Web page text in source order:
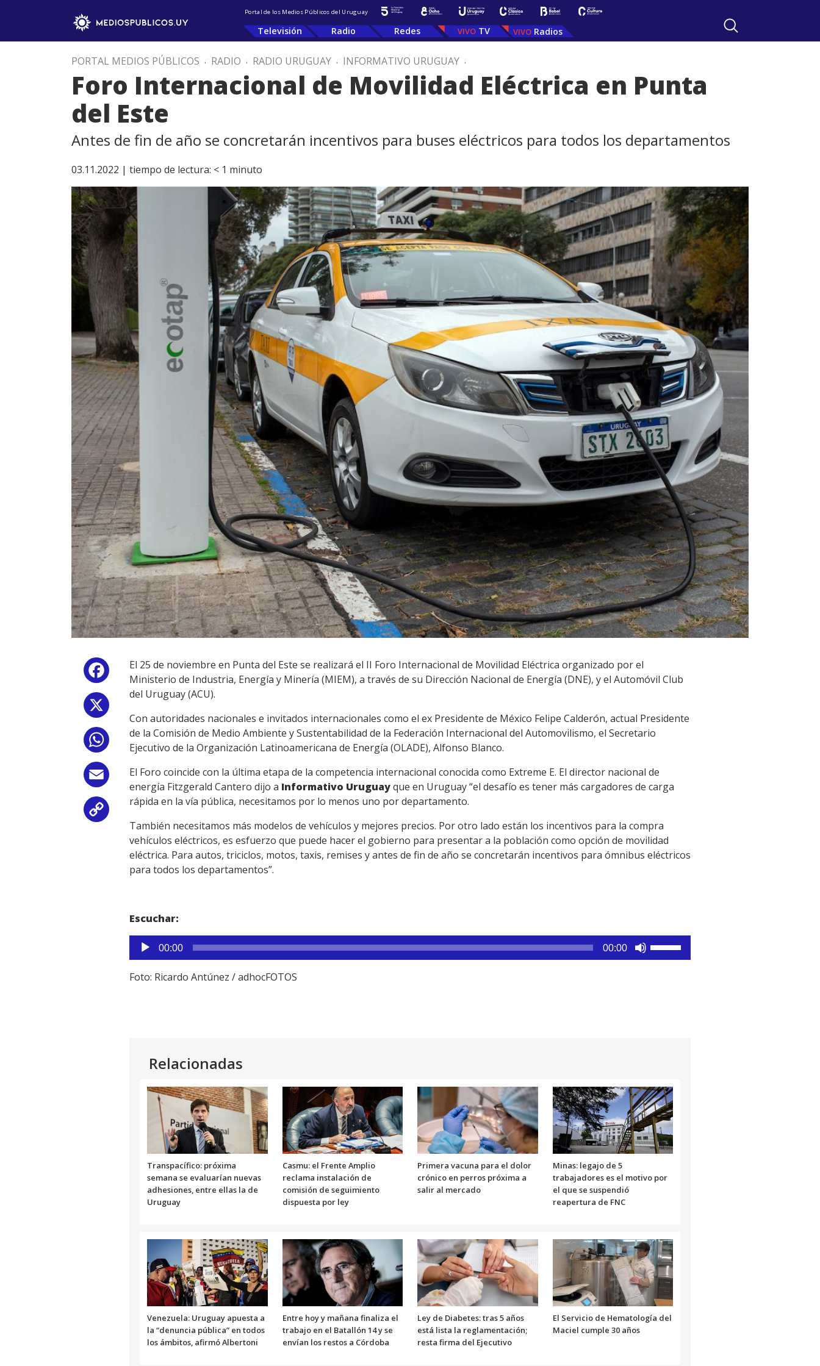
Portal de los Medios Públicos del Uruguay
Televisión Radio Redes TV Radios
PORTAL MEDIOS PÚBLICOS . RADIO . RADIO URUGUAY . INFORMATIVO URUGUAY .
Foro Internacional de Movilidad Eléctrica en Punta
del Este
Antes de fin de año se concretarán incentivos para buses eléctricos para todos los departamentos
03.11.2022 | tiempo de lectura: < 1 minuto
Facebook
WhatsApp
Email
Link
El 25 de noviembre en Punta del Este se realizará el II Foro Internacional de Movilidad Eléctrica organizado por el
Ministerio de Industria, Energía y Minería (MIEM), a través de su Dirección Nacional de Energía (DNE), y el Automóvil Club
del Uruguay (ACU).
Con autoridades nacionales e invitados internacionales como el ex Presidente de México Felipe Calderón, actual Presidente
de la Comisión de Medio Ambiente y Sustentabilidad de la Federación Internacional del Automovilismo, el Secretario
Ejecutivo de la Organización Latinoamericana de Energía (OLADE), Alfonso Blanco.
El Foro coincide con la última etapa de la competencia internacional conocida como Extreme E. El director nacional de
energía Fitzgerald Cantero dijo a Informativo Uruguayque en Uruguay “el desafío es tener más cargadores de carga
rápida en la vía pública, necesitamos por lo menos uno por departamento.
También necesitamos más modelos de vehículos y mejores precios. Por otro lado están los incentivos para la compra
vehículos eléctricos, es esfuerzo que puede hacer el gobierno para presentar a la población como opción de movilidad
eléctrica. Para autos, triciclos, motos, taxis, remises y antes de fin de año se concretarán incentivos para ómnibus eléctricos
para todos los departamentos”.
Escuchar:
Reproductor
de
audio
00:00 00:00
el
volumen.
Foto: Ricardo Antúnez / adhocFOTOS
Relacionadas
Transpacífico: próxima
semana se evaluarían nuevas
adhesiones, entre ellas la de
Uruguay
Casmu: el Frente Amplio
reclama instalación de
comisión de seguimiento
dispuesta por ley
Primera vacuna para el dolor
crónico en perros próxima a
salir al mercado
Minas: legajo de 5
trabajadores es el motivo por
el que se suspendió
reapertura de FNC
Venezuela: Uruguay apuesta a
la “denuncia pública” en todos
los ámbitos, afirmó Albertoni
Entre hoy y mañana finaliza el
trabajo en el Batallón 14 y se
envían los restos a Córdoba
Ley de Diabetes: tras 5 años
está lista la reglamentación;
resta firma del Ejecutivo
El Servicio de Hematología del
Maciel cumple 30 años